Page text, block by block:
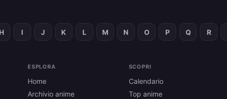
H I J K L M N O P Q R
ESPLORA
Home
Archivio anime
SCOPRI
Calendario
Top anime